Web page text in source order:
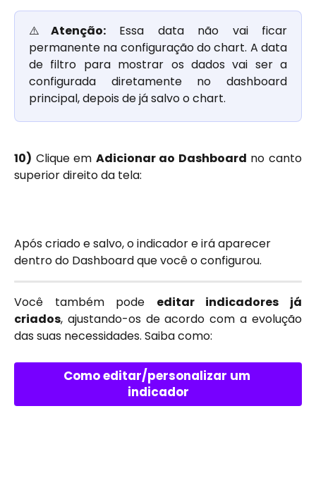
⚠️ Atenção:Essa data não vai ficar
permanente na configuração do chart. A data
de filtro para mostrar os dados vai ser a
configurada diretamente no dashboard
principal, depois de já salvo o chart.
10) Clique em Adicionar ao Dashboard no canto
superior direito da tela:
Após criado e salvo, o indicador e irá aparecer
dentro do Dashboard que você o configurou.
Você também pode editar indicadores já
criados, ajustando-os de acordo com a evolução
das suas necessidades. Saiba como:
Como editar/personalizar um
indicador